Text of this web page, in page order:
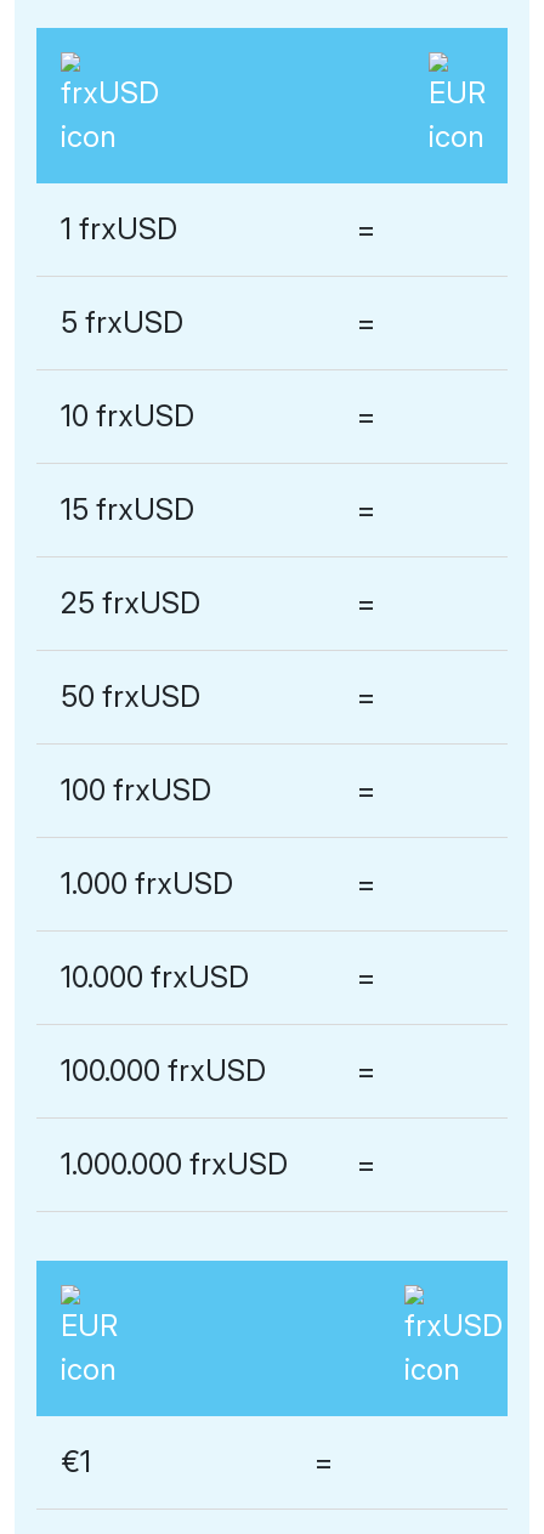
1 frxUSD =
5 frxUSD =
10 frxUSD =
15 frxUSD =
25 frxUSD =
50 frxUSD =
100 frxUSD =
1.000 frxUSD =
10.000 frxUSD =
100.000 frxUSD =
1.000.000 frxUSD =
€1 =